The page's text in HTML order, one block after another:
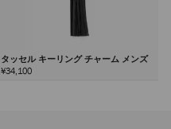
タッセル キーリング チャーム メンズ
¥34,100